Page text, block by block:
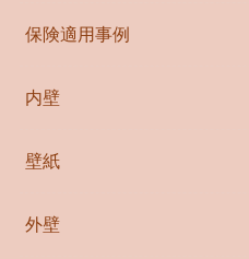
保険適用事例
内壁
壁紙
外壁